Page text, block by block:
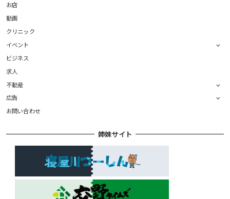
お店
動画
クリニック
イベント
ビジネス
求人
不動産
広告
お問い合わせ
姉妹サイト